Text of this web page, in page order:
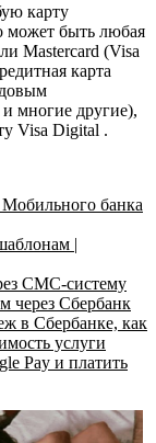
карту
может быть любая
Mastercard (Visa
карта
многие другие),
Visa Digital .
банка
|
СМС-систему
через Сбербанк
в Сбербанке, как
услуги
Pay и платить